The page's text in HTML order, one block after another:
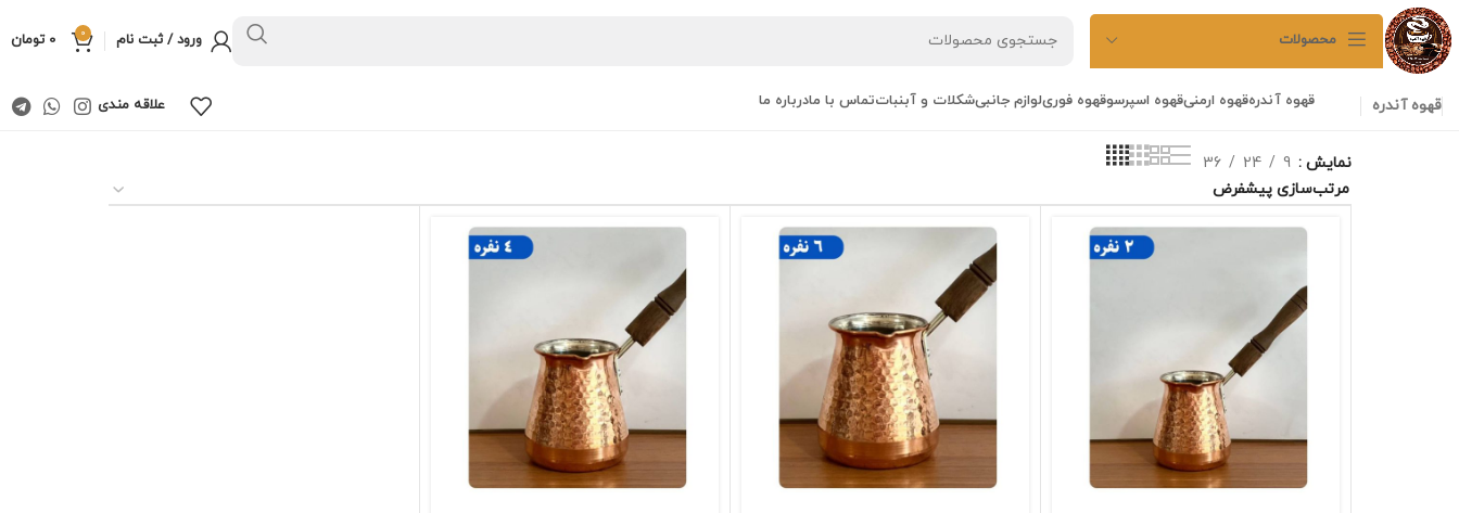
محصولات ورود / ثبت نام 0
0 تومان
قهوه آندره قهوه آندرهقهوه ارمنیقهوه اسپرسوقهوه فوریلوازم جانبیشکلات و آبنباتتماس با مادرباره ما علاقه مندی
نمایش 9
24
36